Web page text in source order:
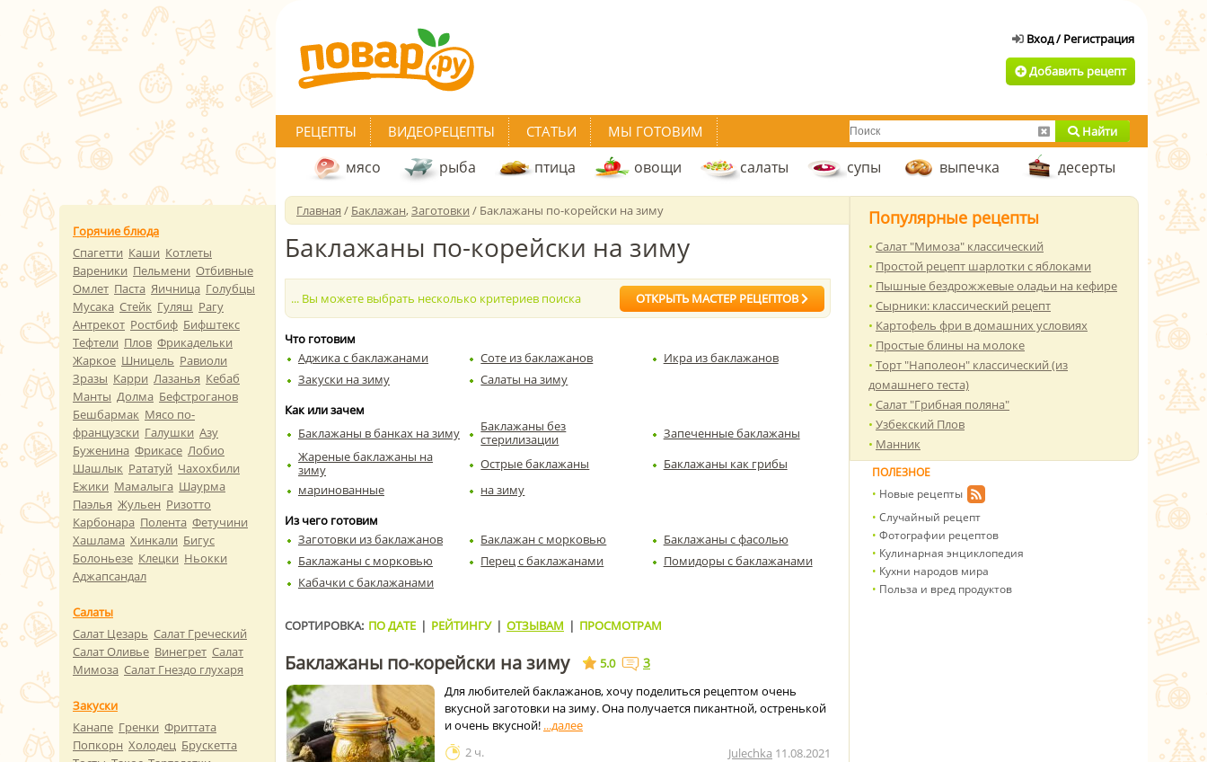
Добавить рецепт
РЕЦЕПТЫ ВИДЕОРЕЦЕПТЫ СТАТЬИ МЫ ГОТОВИМ Найти
мясо рыба птица овощи салаты супы выпечка десерты
Главная / Баклажан,Заготовки / Баклажаны по-корейски на зиму
Баклажаны по-корейски на зиму
... Вы можете выбрать несколько критериев поиска ОТКРЫТЬ МАСТЕР РЕЦЕПТОВ
Что готовим
Аджика с баклажанами
Соте из баклажанов
Икра из баклажанов
Закуски на зиму
Салаты на зиму
Как или зачем
Баклажаны в банках на зиму
Баклажаны без
стерилизации
Запеченные баклажаны
Жареные баклажаны на
зиму
Острые баклажаны
Баклажаны как грибы
маринованные
на зиму
Из чего готовим
Заготовки из баклажанов
Баклажан с морковью
Баклажаны с фасолью
Баклажаны с морковью
Перец с баклажанами
Помидоры с баклажанами
Кабачки с баклажанами
СОРТИРОВКА: ПО ДАТЕ | РЕЙТИНГУ | ОТЗЫВАМ | ПРОСМОТРАМ
Баклажаны по-корейски на зиму 5.0 3
Для любителей баклажанов, хочу поделиться рецептом очень
вкусной заготовки на зиму. Она получается пикантной, остренькой
и очень вкусной!
2 ч.
Julechka 11.08.2021
Популярные рецепты
Салат "Мимоза" классический
Простой рецепт шарлотки с яблоками
Пышные бездрожжевые оладьи на кефире
Сырники: классический рецепт
Картофель фри в домашних условиях
Простые блины на молоке
Торт "Наполеон" классический (из
домашнего теста)
Салат "Грибная поляна"
Узбекский Плов
Манник
ПОЛЕЗНОЕ
Новые рецепты
Случайный рецепт
Фотографии рецептов
Кулинарная энциклопедия
Кухни народов мира
Польза и вред продуктов
Горячие блюда
Спагетти Каши Котлеты
Вареники Пельмени Отбивные
Омлет Паста Яичница Голубцы
Мусака Стейк Гуляш Рагу
Антрекот Ростбиф Бифштекс
Тефтели Плов Фрикадельки
Жаркое Шницель Равиоли
Зразы Карри Лазанья Кебаб
Манты Долма Бефстроганов
Бешбармак Мясо по-
французски Галушки Азу
Буженина Фрикасе Лобио
Шашлык Рататуй Чахохбили
Ежики Мамалыга Шаурма
Паэлья Жульен Ризотто
Карбонара Полента Фетучини
Хашлама Хинкали Бигус
Болоньезе Клецки Ньокки
Аджапсандал
Салаты
Салат Цезарь Салат Греческий
Салат Оливье Винегрет Салат
Мимоза Салат Гнездо глухаря
Закуски
Канапе Гренки Фриттата
Попкорн Холодец Брускетта